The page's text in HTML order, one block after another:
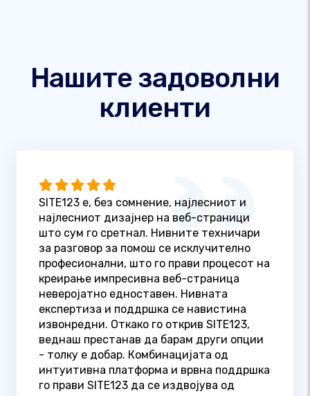
Нашите задоволни
клиенти
SITE123 е, без сомнение, најлесниот и
најлесниот дизајнер на веб-страници
што сум го сретнал. Нивните техничари
за разговор за помош се исклучително
професионални, што го прави процесот на
креирање импресивна веб-страница
неверојатно едноставен. Нивната
експертиза и поддршка се навистина
извонредни. Откако го открив SITE123,
веднаш престанав да барам други опции
- толку е добар. Комбинацијата од
интуитивна платформа и врвна поддршка
го прави SITE123 да се издвојува од